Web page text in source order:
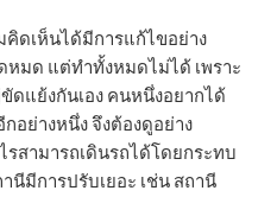
คิดเห็นได้มีการแก้ไขอย่าง
หมด แต่ทำทั้งหมดไม่ได้ เพราะ
แย้งกันเอง คนหนึ่งอยากได้
อย่างหนึ่ง จึงต้องดูอย่าง
สามารถเดินรถได้โดยกระทบ
มีการปรับเยอะ เช่น สถานี